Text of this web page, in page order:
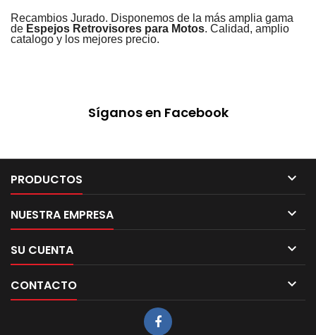
Recambios Jurado. Disponemos de la más amplia gama
de Espejos Retrovisores para Motos. Calidad, amplio
catalogo y los mejores precio.
Síganos en Facebook
PRODUCTOS 
NUESTRA EMPRESA 
SU CUENTA 
CONTACTO 